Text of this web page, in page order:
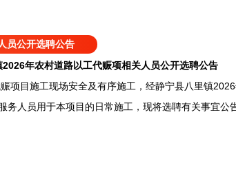
员公开选聘公告
年农村道路以工代赈项相关人员公开选聘公告
施工现场安全及有序施工，经静宁县八里镇2026
务人员用于本项目的日常施工，现将选聘有关事宜公